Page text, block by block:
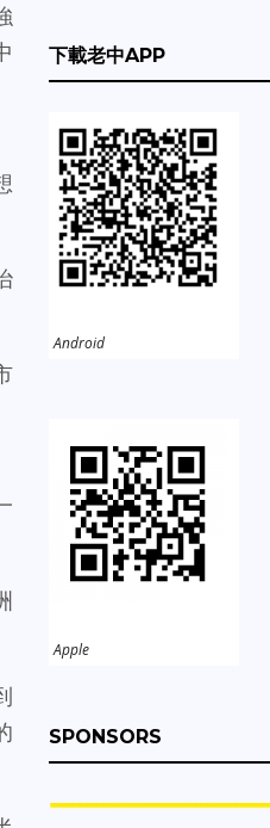
下載老中APP
Android
Apple
SPONSORS